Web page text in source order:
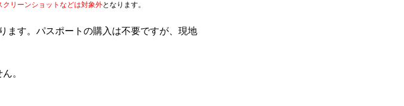
クリーンショットなどは対象外となります。
ます。パスポートの購入は不要ですが、現地
。